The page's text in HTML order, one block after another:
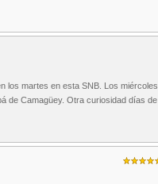
los martes en esta SNB. Los miércoles
de Camagüey. Otra curiosidad días de